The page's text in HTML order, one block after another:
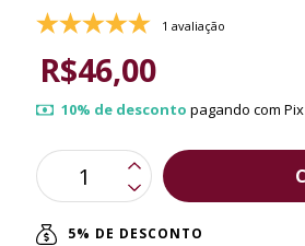
1 avaliação
R$46,00
10% de desconto pagando com Pix
5% DE DESCONTO